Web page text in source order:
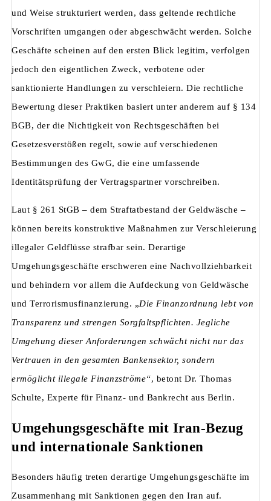
und Weise strukturiert werden, dass geltende rechtliche
Vorschriften umgangen oder abgeschwächt werden. Solche
Geschäfte scheinen auf den ersten Blick legitim, verfolgen
jedoch den eigentlichen Zweck, verbotene oder
sanktionierte Handlungen zu verschleiern. Die rechtliche
Bewertung dieser Praktiken basiert unter anderem auf § 134
BGB, der die Nichtigkeit von Rechtsgeschäften bei
Gesetzesverstößen regelt, sowie auf verschiedenen
Bestimmungen des GwG, die eine umfassende
Identitätsprüfung der Vertragspartner vorschreiben.
Laut § 261 StGB – dem Straftatbestand der Geldwäsche –
können bereits konstruktive Maßnahmen zur Verschleierung
illegaler Geldflüsse strafbar sein. Derartige
Umgehungsgeschäfte erschweren eine Nachvollziehbarkeit
und behindern vor allem die Aufdeckung von Geldwäsche
und Terrorismusfinanzierung. „Die Finanzordnung lebt von
Transparenz und strengen Sorgfaltspflichten. Jegliche
Umgehung dieser Anforderungen schwächt nicht nur das
Vertrauen in den gesamten Bankensektor, sondern
ermöglicht illegale Finanzströme“, betont Dr. Thomas
Schulte, Experte für Finanz- und Bankrecht aus Berlin.
Umgehungsgeschäfte mit Iran-Bezug
und internationale Sanktionen
Besonders häufig treten derartige Umgehungsgeschäfte im
Zusammenhang mit Sanktionen gegen den Iran auf.